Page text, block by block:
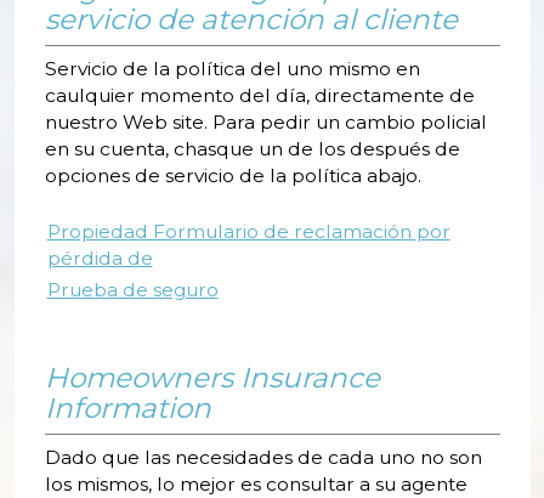
servicio de atención al cliente
Servicio de la política del uno mismo en
caulquier momento del día, directamente de
nuestro Web site. Para pedir un cambio policial
en su cuenta, chasque un de los después de
opciones de servicio de la política abajo.
Propiedad Formulario de reclamación por
pérdida de
Prueba de seguro
Homeowners Insurance
Information
Dado que las necesidades de cada uno no son
los mismos, lo mejor es consultar a su agente